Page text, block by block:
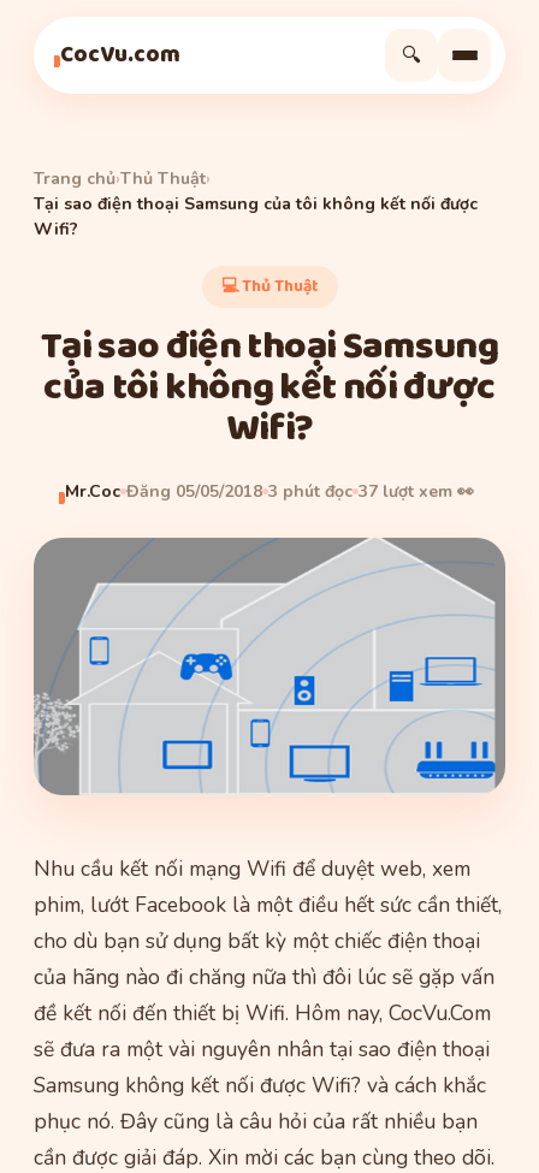
CocVu.com 🔍
Trang chủ›Thủ Thuật›
Tại sao điện thoại Samsung của tôi không kết nối được
Wifi?
💻 Thủ Thuật
Tại sao điện thoại Samsung
của tôi không kết nối được
Wifi?
Mr.Coc Đăng 05/05/2018 3 phút đọc 37 lượt xem 👀
Nhu cầu kết nối mạng Wifi để duyệt web, xem
phim, lướt Facebook là một điều hết sức cần thiết,
cho dù bạn sử dụng bất kỳ một chiếc điện thoại
của hãng nào đi chăng nữa thì đôi lúc sẽ gặp vấn
đề kết nối đến thiết bị Wifi. Hôm nay, CocVu.Com
sẽ đưa ra một vài nguyên nhân tại sao điện thoại
Samsung không kết nối được Wifi? và cách khắc
phục nó. Đây cũng là câu hỏi của rất nhiều bạn
cần được giải đáp. Xin mời các bạn cùng theo dõi.
Thủ Thuật
Thủ Thuật
Thủ Thuật